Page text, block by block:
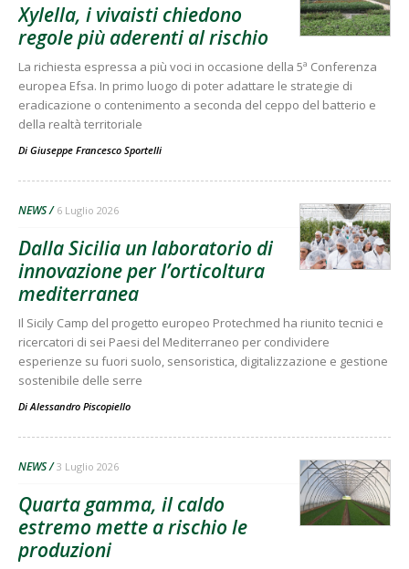
Xylella, i vivaisti chiedono
regole più aderenti al rischio
La richiesta espressa a più voci in occasione della 5ª Conferenza
europea Efsa. In primo luogo di poter adattare le strategie di
eradicazione o contenimento a seconda del ceppo del batterio e
della realtà territoriale
Di Giuseppe Francesco Sportelli
NEWS 6 Luglio 2026
Dalla Sicilia un laboratorio di
innovazione per l’orticoltura
mediterranea
Il Sicily Camp del progetto europeo Protechmed ha riunito tecnici e
ricercatori di sei Paesi del Mediterraneo per condividere
esperienze su fuori suolo, sensoristica, digitalizzazione e gestione
sostenibile delle serre
DiAlessandro Piscopiello
NEWS 3 Luglio 2026
Quarta gamma, il caldo
estremo mette a rischio le
produzioni